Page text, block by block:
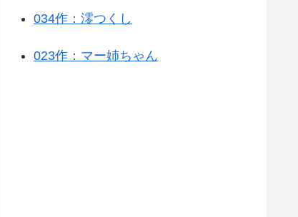
034作：澪つくし
023作：マー姉ちゃん